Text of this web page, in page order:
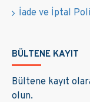
İade ve İptal
BÜLTENE KAYIT
Bültene kayıt
olun.